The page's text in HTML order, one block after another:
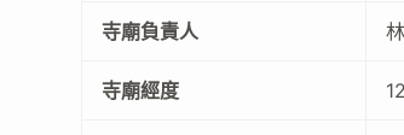
寺廟負責人
寺廟經度